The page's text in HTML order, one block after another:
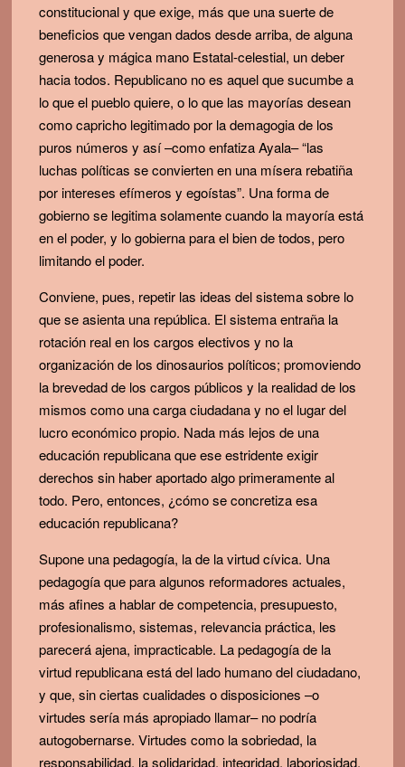
constitucional y que exige, más que una suerte de
beneficios que vengan dados desde arriba, de alguna
generosa y mágica mano Estatal-celestial, un deber
hacia todos. Republicano no es aquel que sucumbe a
lo que el pueblo quiere, o lo que las mayorías desean
como capricho legitimado por la demagogia de los
puros números y así –como enfatiza Ayala– “las
luchas políticas se convierten en una mísera rebatiña
por intereses efímeros y egoístas”. Una forma de
gobierno se legitima solamente cuando la mayoría está
en el poder, y lo gobierna para el bien de todos, pero
limitando el poder.
Conviene, pues, repetir las ideas del sistema sobre lo
que se asienta una república. El sistema entraña la
rotación real en los cargos electivos y no la
organización de los dinosaurios políticos; promoviendo
la brevedad de los cargos públicos y la realidad de los
mismos como una carga ciudadana y no el lugar del
lucro económico propio. Nada más lejos de una
educación republicana que ese estridente exigir
derechos sin haber aportado algo primeramente al
todo. Pero, entonces, ¿cómo se concretiza esa
educación republicana?
Supone una pedagogía, la de la virtud cívica. Una
pedagogía que para algunos reformadores actuales,
más afines a hablar de competencia, presupuesto,
profesionalismo, sistemas, relevancia práctica, les
parecerá ajena, impracticable. La pedagogía de la
virtud republicana está del lado humano del ciudadano,
y que, sin ciertas cualidades o disposiciones –o
virtudes sería más apropiado llamar– no podría
autogobernarse. Virtudes como la sobriedad, la
responsabilidad, la solidaridad, integridad, laboriosidad,